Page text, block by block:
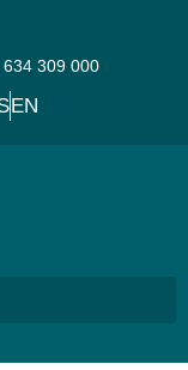
309 000
EN